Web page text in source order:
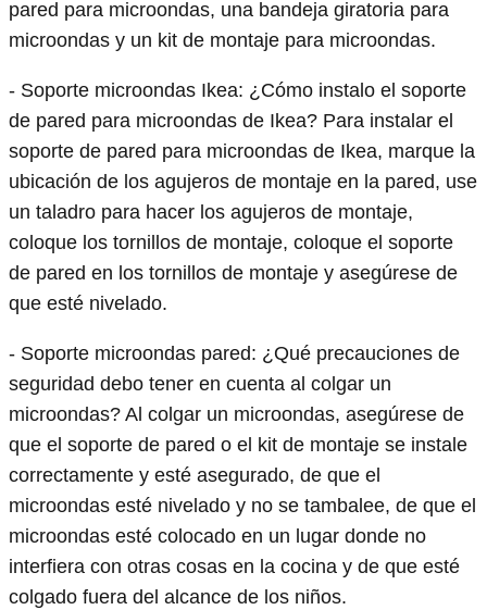
pared para microondas, una bandeja giratoria para
microondas y un kit de montaje para microondas.
- Soporte microondas Ikea: ¿Cómo instalo el soporte
de pared para microondas de Ikea? Para instalar el
soporte de pared para microondas de Ikea, marque la
ubicación de los agujeros de montaje en la pared, use
un taladro para hacer los agujeros de montaje,
coloque los tornillos de montaje, coloque el soporte
de pared en los tornillos de montaje y asegúrese de
que esté nivelado.
- Soporte microondas pared: ¿Qué precauciones de
seguridad debo tener en cuenta al colgar un
microondas? Al colgar un microondas, asegúrese de
que el soporte de pared o el kit de montaje se instale
correctamente y esté asegurado, de que el
microondas esté nivelado y no se tambalee, de que el
microondas esté colocado en un lugar donde no
interfiera con otras cosas en la cocina y de que esté
colgado fuera del alcance de los niños.